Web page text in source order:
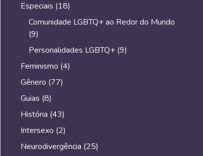
Especiais (18)
Comunidade LGBTQ+ ao Redor do Mundo
(9)
Personalidades LGBTQ+(9)
Feminismo (4)
Gênero (77)
Guias (8)
História (43)
Intersexo (2)
Neurodivergência (25)